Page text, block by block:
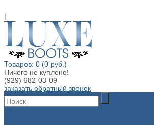
|
Товаров: 0 (0 руб.)
Ничего не куплено!
(929) 682-03-09
заказать обратный звонок